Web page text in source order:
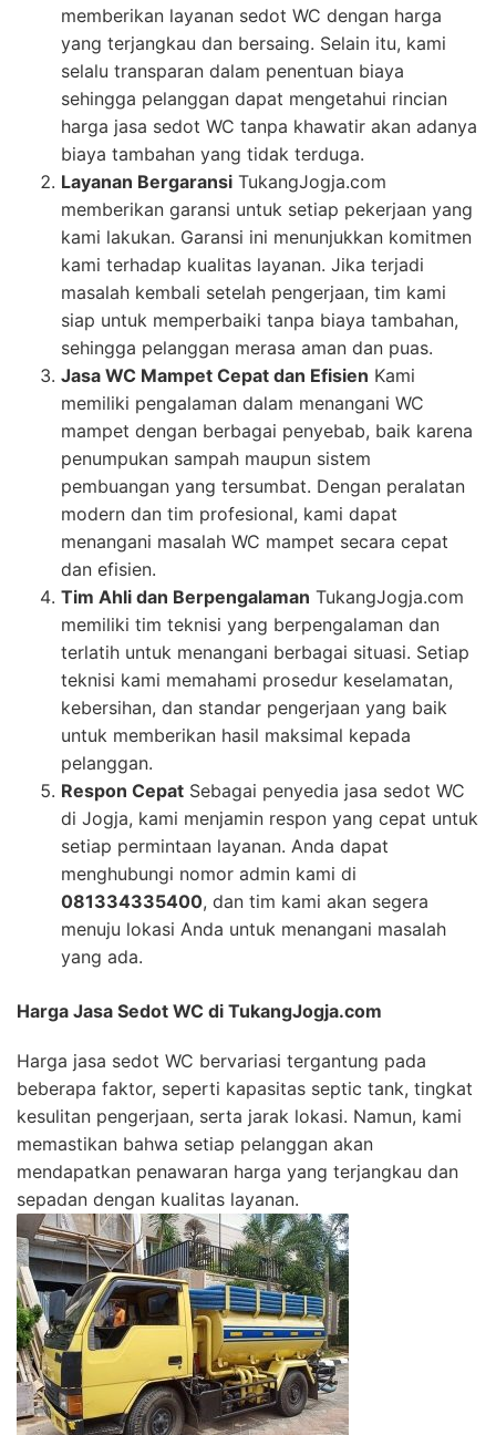
memberikan layanan sedot WC dengan harga
yang terjangkau dan bersaing. Selain itu, kami
selalu transparan dalam penentuan biaya
sehingga pelanggan dapat mengetahui rincian
harga jasa sedot WC tanpa khawatir akan adanya
biaya tambahan yang tidak terduga.
Layanan Bergaransi TukangJogja.com
memberikan garansi untuk setiap pekerjaan yang
kami lakukan. Garansi ini menunjukkan komitmen
kami terhadap kualitas layanan. Jika terjadi
masalah kembali setelah pengerjaan, tim kami
siap untuk memperbaiki tanpa biaya tambahan,
sehingga pelanggan merasa aman dan puas.
Jasa WC Mampet Cepat dan Efisien Kami
memiliki pengalaman dalam menangani WC
mampet dengan berbagai penyebab, baik karena
penumpukan sampah maupun sistem
pembuangan yang tersumbat. Dengan peralatan
modern dan tim profesional, kami dapat
menangani masalah WC mampet secara cepat
dan efisien.
Tim Ahli dan Berpengalaman TukangJogja.com
memiliki tim teknisi yang berpengalaman dan
terlatih untuk menangani berbagai situasi. Setiap
teknisi kami memahami prosedur keselamatan,
kebersihan, dan standar pengerjaan yang baik
untuk memberikan hasil maksimal kepada
pelanggan.
Respon Cepat Sebagai penyedia jasa sedot WC
di Jogja, kami menjamin respon yang cepat untuk
setiap permintaan layanan. Anda dapat
menghubungi nomor admin kami di
081334335400, dan tim kami akan segera
menuju lokasi Anda untuk menangani masalah
yang ada.
Harga Jasa Sedot WC di TukangJogja.com
Harga jasa sedot WC bervariasi tergantung pada
beberapa faktor, seperti kapasitas septic tank, tingkat
kesulitan pengerjaan, serta jarak lokasi. Namun, kami
memastikan bahwa setiap pelanggan akan
mendapatkan penawaran harga yang terjangkau dan
sepadan dengan kualitas layanan.